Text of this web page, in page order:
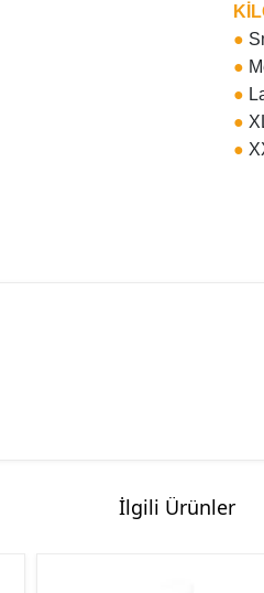
●
●
●
●
●
İlgili Ürünler